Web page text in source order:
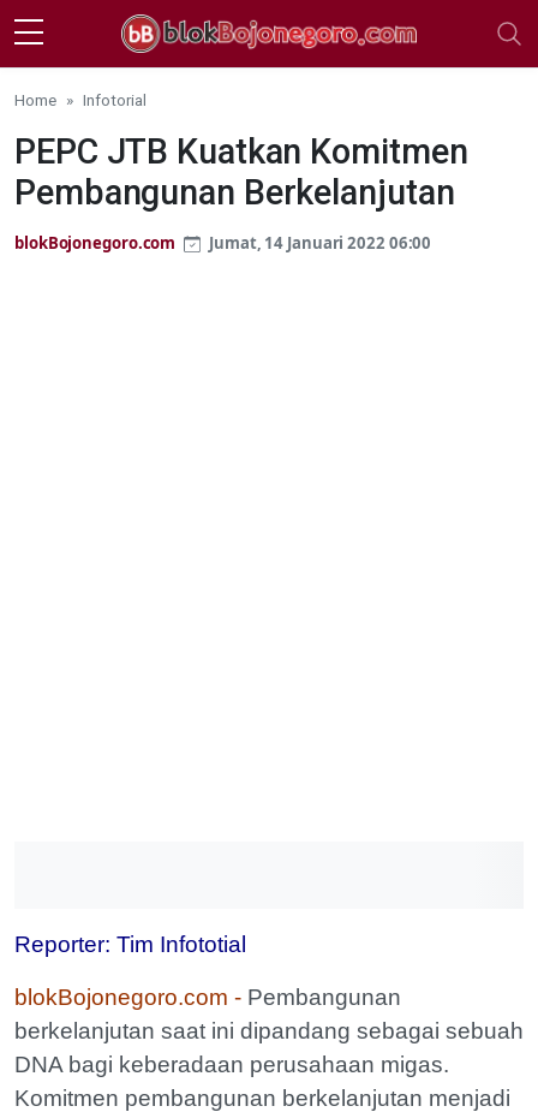
Home Infotorial
PEPC JTB Kuatkan Komitmen
Pembangunan Berkelanjutan
blokBojonegoro.com Jumat, 14 Januari 2022 06:00
Reporter: Tim Infototial
blokBojonegoro.com - Pembangunan
berkelanjutan saat ini dipandang sebagai sebuah
DNA bagi keberadaan perusahaan migas.
Komitmen pembangunan berkelanjutan menjadi